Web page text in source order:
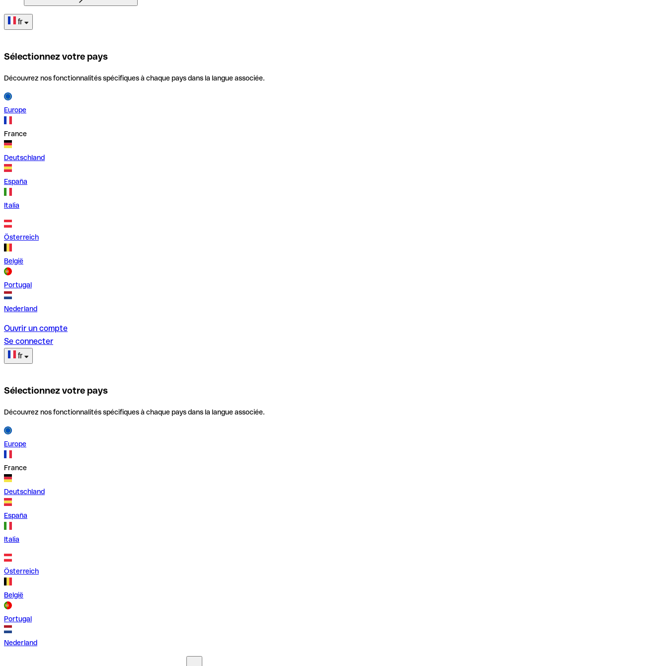
fr
Sélectionnez votre pays
Découvrez nos fonctionnalités spécifiques à chaque pays dans la langue associée.
Europe
France
Deutschland
España
Italia
Österreich
België
Portugal
Nederland
Ouvrir un compte
Se connecter
fr
Sélectionnez votre pays
Découvrez nos fonctionnalités spécifiques à chaque pays dans la langue associée.
Europe
France
Deutschland
España
Italia
Österreich
België
Portugal
Nederland